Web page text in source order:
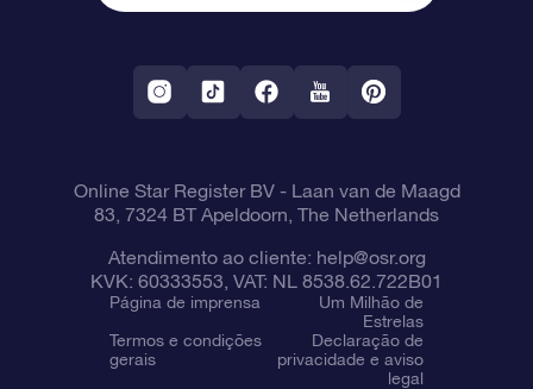
Aplicativo RV Fly me to the stars
Constelações
Online Star Register BV- Laan van de Maagd
83, 7324 BT Apeldoorn, The Netherlands
Atendimento ao cliente: help@osr.org
KVK: 60333553, VAT: NL 8538.62.722B01
Página de imprensa
Um Milhão de
Estrelas
Termos e condições
gerais
Declaração de
privacidade e aviso
legal